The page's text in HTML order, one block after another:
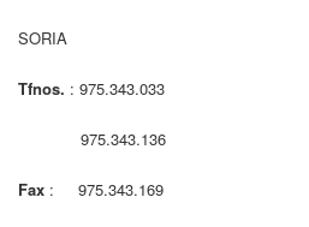
SORIA
Tfnos. : 975.343.033
975.343.136
Fax : 975.343.169